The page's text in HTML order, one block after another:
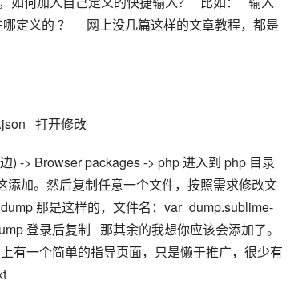
定义的 ？     网上没几篇这样的文章教程，都是
打开修改
加。然后复制任意一个文件，按照需求修改文
那是这样的，文件名：var_dump.sublime-
登录后复制   那其余的我想你应该会添加了。
有一个简单的指导页面，只是懒于推广，很少有